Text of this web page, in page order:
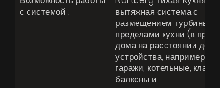
с системой :
вытяжная система с
размещением турбины за
пределами кухни (в
дома на расстоянии до 4
устройства, например
гаражи, котельные,
балконы и